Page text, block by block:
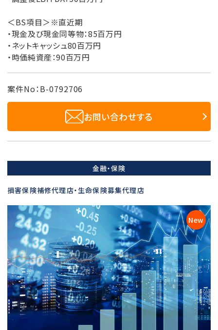
＜BS項目＞※直近期
・現金及び現金同等物：85百万円
・ネットキャッシュ80百万円
・時価純資産：90百万円
案件No：B-0792706
お問い合わせする
金融・保険
損害保険補修代理店・生命保険募集代理店